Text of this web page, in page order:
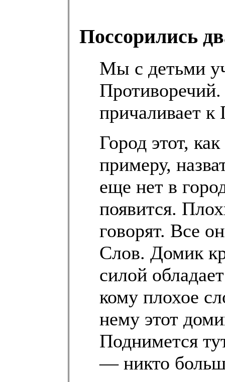
Поссорились
Мы с детьми
Противоречий.
причаливает
Город этот,
примеру,
еще нет в
появится.
говорят. Все
Слов. Домик
силой
кому плохое
нему этот
Поднимется
— никто